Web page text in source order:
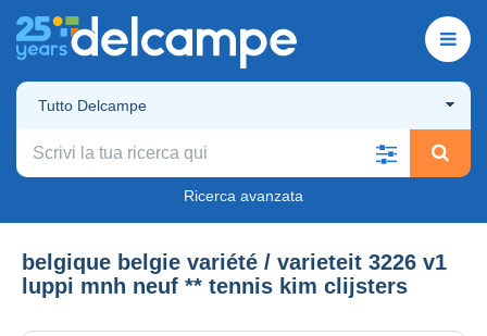
Tutto Delcampe
Ricerca avanzata
belgique belgie variété / varieteit 3226 v1
luppi mnh neuf ** tennis kim clijsters